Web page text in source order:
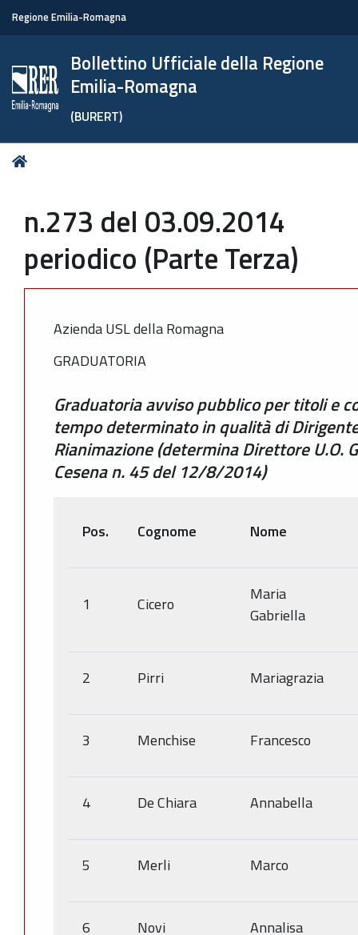
Regione Emilia-Romagna
Bollettino Ufficiale della Regione
Emilia-Romagna
(BURERT)
Tu
n.273 del 03.09.2014
periodico (Parte Terza)
Azienda USL della Romagna
GRADUATORIA
Graduatoria avviso pubblico per titoli e
tempo determinato in qualità di
Rianimazione (determina Direttore U.O.
Cesena n. 45 del 12/8/2014)
Pos. Cognome Nome
1 Cicero
Maria
Gabriella
2 Pirri Mariagrazia
3 Menchise Francesco
4 De Chiara Annabella
5 Merli Marco
6 Novi Annalisa